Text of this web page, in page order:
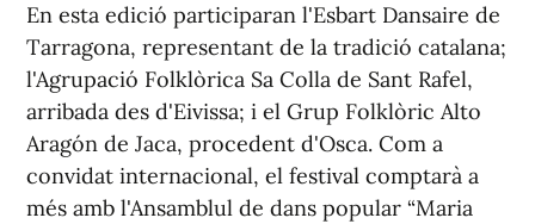
En esta edició participaran l'Esbart Dansaire de
Tarragona, representant de la tradició catalana;
l'Agrupació Folklòrica Sa Colla de Sant Rafel,
arribada des d'Eivissa; i el Grup Folklòric Alto
Aragón de Jaca, procedent d'Osca. Com a
convidat internacional, el festival comptarà a
més amb l'Ansamblul de dans popular “Maria